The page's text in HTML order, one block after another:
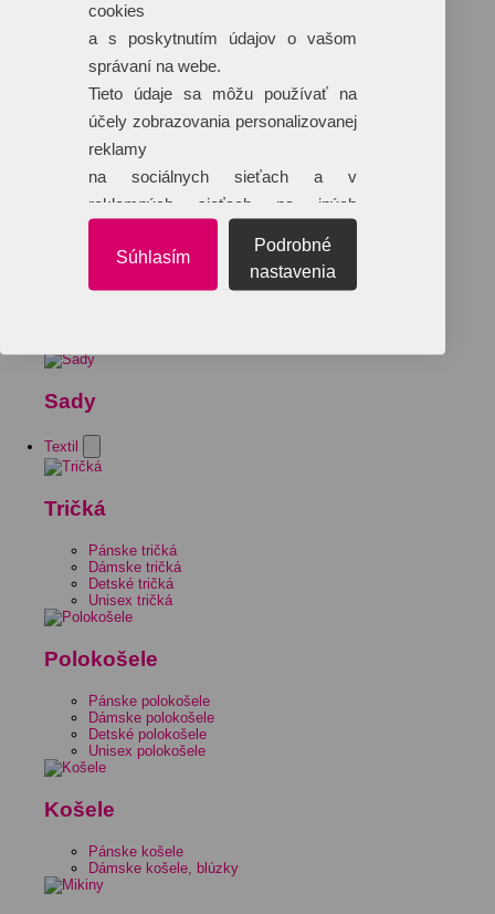
Sady
Textil
Tričká
Pánske tričká
Dámske tričká
Detské tričká
Unisex tričká
Polokošele
Pánske polokošele
Dámske polokošele
Detské polokošele
Unisex polokošele
Košele
Pánske košele
Dámske košele, blúzky
cookies
a s poskytnutím údajov o vašom
správaní na webe.
Tieto údaje sa môžu používať na
účely zobrazovania personalizovanej
reklamy
na sociálnych sieťach a v
reklamných sieťach na iných
Súhlasím
Podrobné
nastavenia